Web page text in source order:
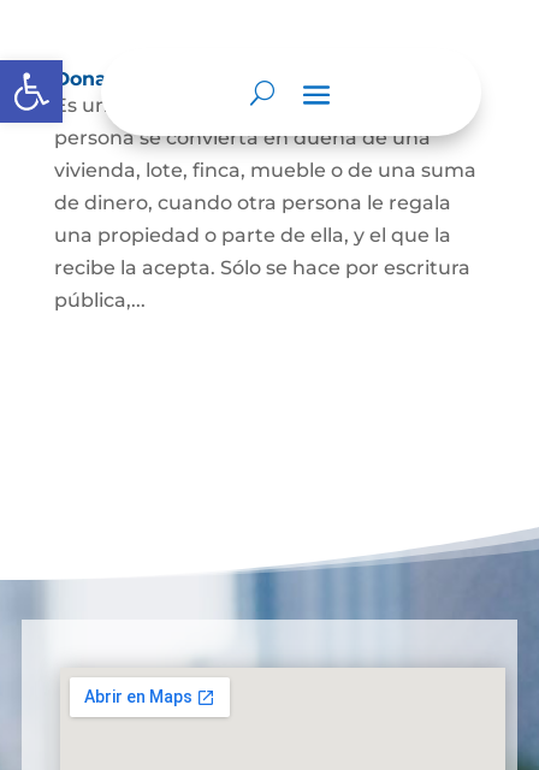
Abrir barra de herramientas
Donación
Es uno de los contratos cuyo fin es que una
persona se convierta en dueña de una
vivienda, lote, finca, mueble o de una suma
de dinero, cuando otra persona le regala
una propiedad o parte de ella, y el que la
recibe la acepta. Sólo se hace por escritura
pública,...